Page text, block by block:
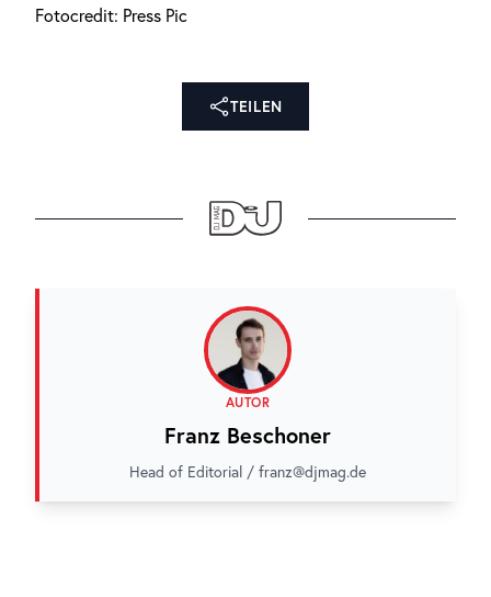
Fotocredit: Press Pic
TEILEN
AUTOR
Franz Beschoner
Head of Editorial / franz@djmag.de